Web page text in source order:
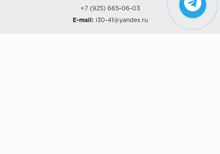
+7 (925) 665-06-03
E-mail: i30-41@yandex.ru